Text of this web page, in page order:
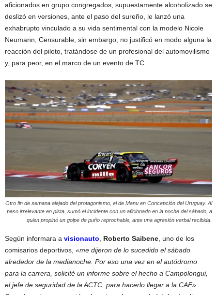
aficionados en grupo congregados, supuestamente alcoholizado se
deslizó en versiones, ante el paso del sureño, le lanzó una
exhabrupto vinculado a su vida sentimental con la modelo Nicole
Neumann, Censurable, sin embargo, no justificó en modo alguna la
reacción del piloto, tratándose de un profesional del automovilismo
y, para peor, en el marco de un evento de TC.
Otro fin de semana alejado del protagonismo, el de Manu en Concepción del Uruguay. Al
paso irrelevante en pista, sumó el incidente con un aficionado en la noche del sábado, a
quien propinó un golpe de puño reprochable, ante una agresión verbal recibida
Según informara a visionauto Roberto Saibene , uno de los
comisarios deportivos, «me dijeron de lo sucedido el sábado
alrededor de la medianoche. Por eso una vez en el autódromo
para la carrera, solicité un informe sobre el hecho a Campolongui,
el jefe de seguridad de la ACTC, para hacerlo llegar a la CAF»